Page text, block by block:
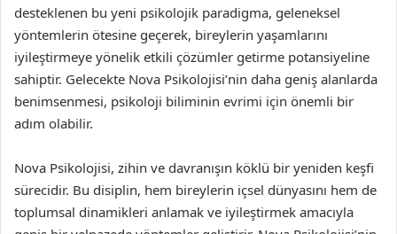
desteklenen bu yeni psikolojik paradigma, geleneksel
yöntemlerin ötesine geçerek, bireylerin yaşamlarını
iyileştirmeye yönelik etkili çözümler getirme potansiyeline
sahiptir. Gelecekte Nova Psikolojisi’nin daha geniş alanlarda
benimsenmesi, psikoloji biliminin evrimi için önemli bir
adım olabilir.
Nova Psikolojisi, zihin ve davranışın köklü bir yeniden keşfi
sürecidir. Bu disiplin, hem bireylerin içsel dünyasını hem de
toplumsal dinamikleri anlamak ve iyileştirmek amacıyla